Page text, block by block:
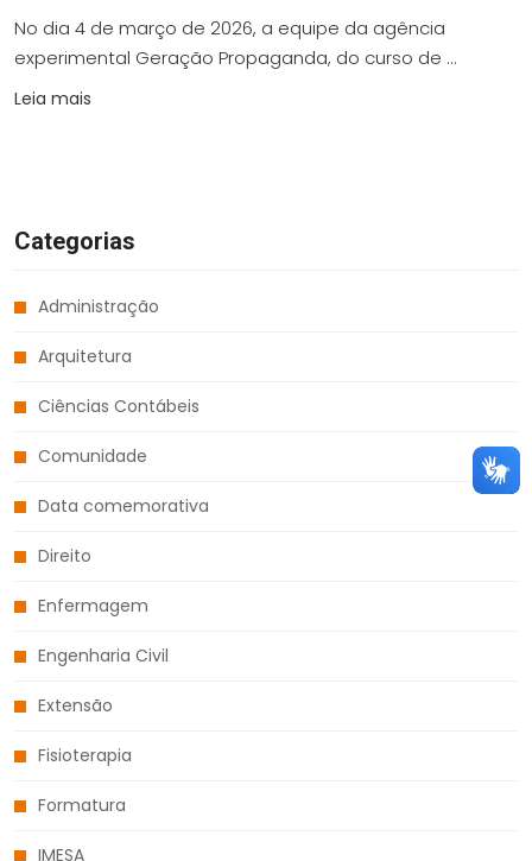
No dia 4 de março de 2026, a equipe da agência
experimental Geração Propaganda, do curso de ...
Leia mais
Categorias
Administração
Arquitetura
Ciências Contábeis
Comunidade
Data comemorativa
Direito
Enfermagem
Engenharia Civil
Extensão
Fisioterapia
Formatura
IMESA